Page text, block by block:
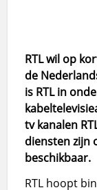
RTL wil op
de
is RTL in
tv kanalen
diensten zijn
beschikbaar.
RTL hoopt